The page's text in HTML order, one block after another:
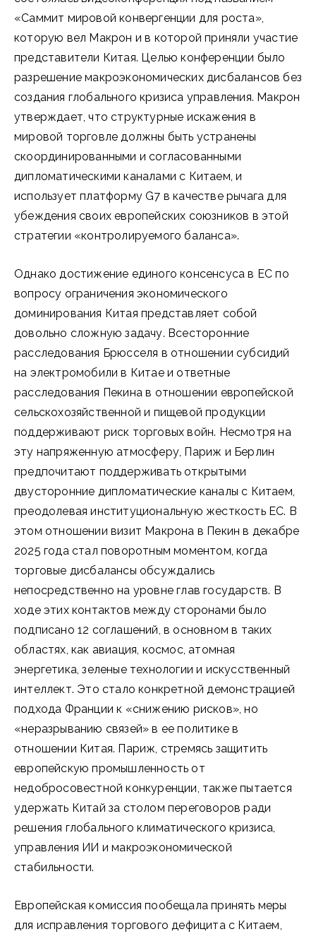
«Саммит мировой конвергенции для роста»,
которую вел Макрон и в которой приняли участие
представители Китая. Целью конференции было
разрешение макроэкономических дисбалансов без
создания глобального кризиса управления. Макрон
утверждает, что структурные искажения в
мировой торговле должны быть устранены
скоординированными и согласованными
дипломатическими каналами с Китаем, и
использует платформу G7 в качестве рычага для
убеждения своих европейских союзников в этой
стратегии «контролируемого баланса».
Однако достижение единого консенсуса в ЕС по
вопросу ограничения экономического
доминирования Китая представляет собой
довольно сложную задачу. Всесторонние
расследования Брюсселя в отношении субсидий
на электромобили в Китае и ответные
расследования Пекина в отношении европейской
сельскохозяйственной и пищевой продукции
поддерживают риск торговых войн. Несмотря на
эту напряженную атмосферу, Париж и Берлин
предпочитают поддерживать открытыми
двусторонние дипломатические каналы с Китаем,
преодолевая институциональную жесткость ЕС. В
этом отношении визит Макрона в Пекин в декабре
2025 года стал поворотным моментом, когда
торговые дисбалансы обсуждались
непосредственно на уровне глав государств. В
ходе этих контактов между сторонами было
подписано 12 соглашений, в основном в таких
областях, как авиация, космос, атомная
энергетика, зеленые технологии и искусственный
интеллект. Это стало конкретной демонстрацией
подхода Франции к «снижению рисков», но
«неразрыванию связей» в ее политике в
отношении Китая. Париж, стремясь защитить
европейскую промышленность от
недобросовестной конкуренции, также пытается
удержать Китай за столом переговоров ради
решения глобального климатического кризиса,
управления ИИ и макроэкономической
стабильности.
Европейская комиссия пообещала принять меры
для исправления торгового дефицита с Китаем,